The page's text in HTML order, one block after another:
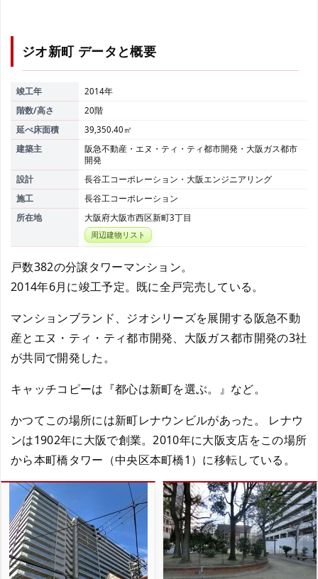
ジオ新町 データと概要
竣工年
2014年
階数/高さ
20階
延べ床面積
39,350.40㎡
建築主
阪急不動産・エヌ・ティ・ティ都市開発・大阪ガス都市
開発
設計
長谷工コーポレーション・大阪エンジニアリング
施工
長谷工コーポレーション
所在地
大阪府大阪市西区新町3丁目
周辺建物リスト
戸数382の分譲タワーマンション。
2014年6月に竣工予定。既に全戸完売している。
マンションブランド、ジオシリーズを展開する阪急不動
産とエヌ・ティ・ティ都市開発、大阪ガス都市開発の3社
が共同で開発した。
キャッチコピーは『都心は新町を選ぶ。』など。
かつてこの場所には新町レナウンビルがあった。 レナウ
ンは1902年に大阪で創業。2010年に大阪支店をこの場所
から本町橋タワー（中央区本町橋1）に移転している。